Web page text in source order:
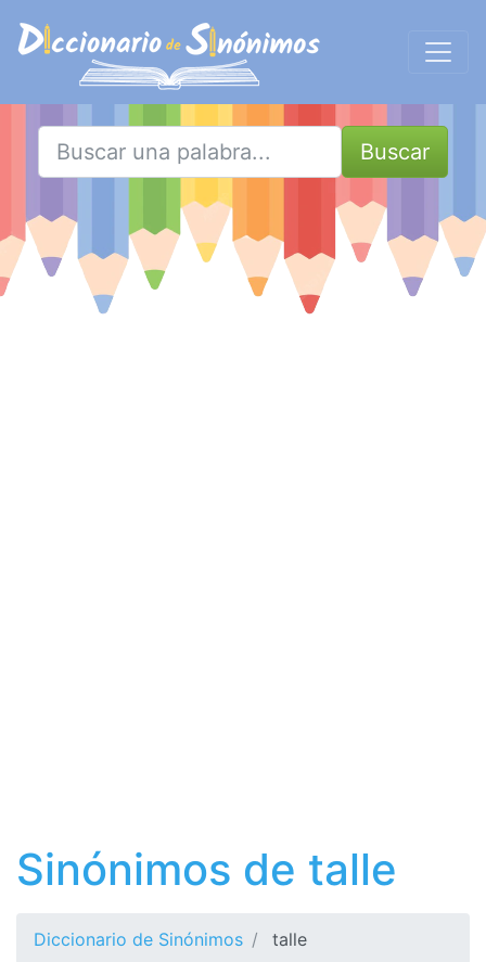
Buscar
Sinónimos de talle
Diccionario de Sinónimos talle